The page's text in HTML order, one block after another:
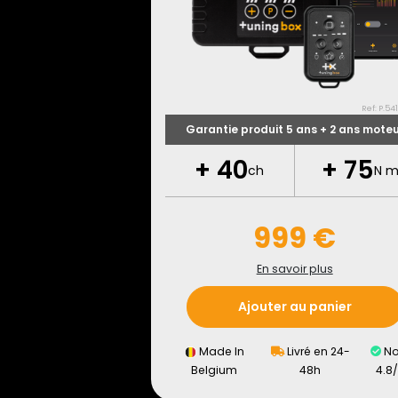
Ref:
Garantie produit 5 ans + 2 ans
+ 40ch + 75N m
999 €
En savoir plus
Ajouter au panier
Made In
Belgium
Livré en 24-
48h